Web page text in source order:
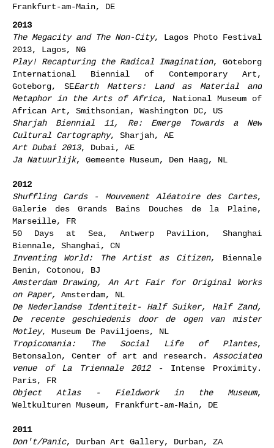
Frankfurt-am-Main, DE
2013
The Megacity and The Non-City, Lagos Photo Festival
2013, Lagos, NG
Play! Recapturing the Radical Imagination, Göteborg
International Biennial of Contemporary Art,
Goteborg, SEEarth Matters: Land as Material and
Metaphor in the Arts of Africa, National Museum of
African Art, Smithsonian, Washington DC, US
Sharjah Biennial 11, Re: Emerge Towards a New
Cultural Cartography, Sharjah, AE
Art Dubai 2013, Dubai, AE
Ja Natuurlijk, Gemeente Museum, Den Haag, NL
2012
Shuffling Cards - Mouvement Aléatoire des Cartes,
Galerie des Grands Bains Douches de la Plaine,
Marseille, FR
50 Days at Sea, Antwerp Pavilion, Shanghai
Biennale, Shanghai, CN
Inventing World: The Artist as Citizen, Biennale
Benin, Cotonou, BJ
Amsterdam Drawing, An Art Fair for Original Works
on Paper,
Amsterdam, NL
De Nederlandse Identiteit- Half Suiker, Half Zand,
De recente geschiedenis door de ogen van mister
Motley, Museum De Paviljoens, NL
Tropicomania: The Social Life of Plantes,
Betonsalon, Center of art and research. Associated
venue of La Triennale 2012- Intense Proximity.
Paris, FR
Object Atlas - Fieldwork in the Museum,
Weltkulturen Museum, Frankfurt-am-Main, DE
2011
Don't/Panic, Durban Art Gallery, Durban, ZA